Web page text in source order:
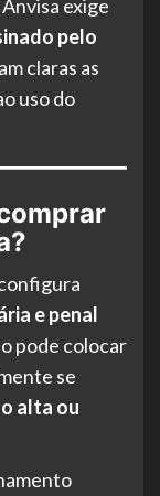
exige
pelo
claras as
uso do
e penal
pode colocar
se
alta ou